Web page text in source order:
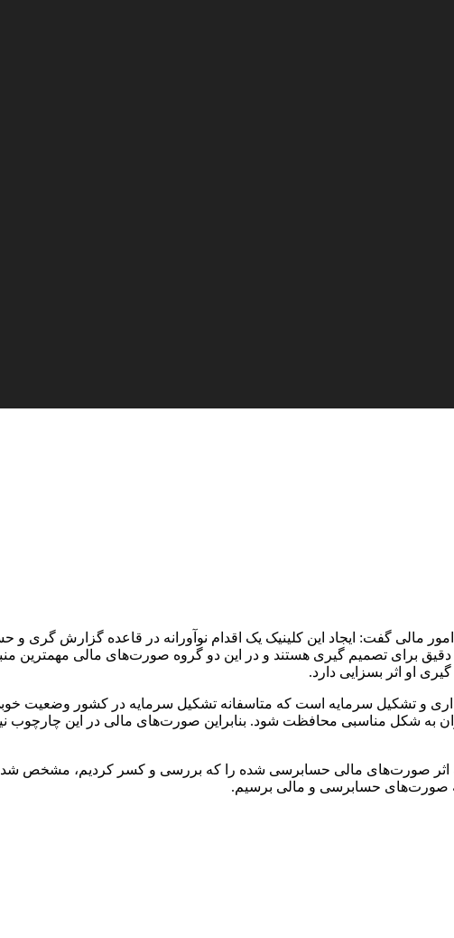
مالی گفت: ایجاد این کلینیک یک اقدام نوآورانه در قاعده گزارش گری
دقیق برای تصمیم گیری هستند و در این دو گروه صورت‌های مالی مهمترین
او اثر بسزایی دارد.
و تشکیل سرمایه است که متاسفانه تشکیل سرمایه در کشور وضعیت
به شکل مناسبی محافظت شود. بنابراین صورت‌های مالی در این چارچوب
اثر صورت‌های مالی حسابرسی شده را که بررسی و کسر کردیم، مشخص شد
به صورت‌های حسابرسی و مالی برسیم.